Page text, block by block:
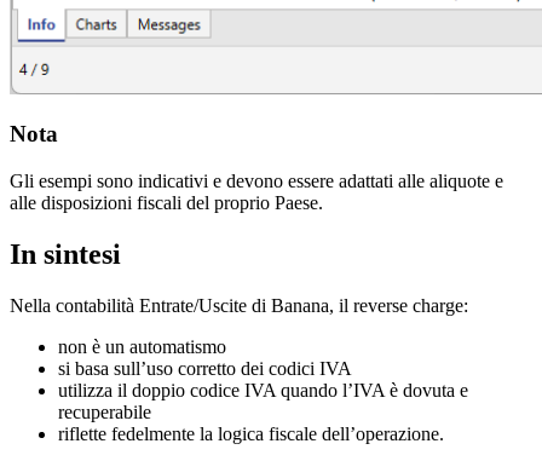
Nota
Gli esempi sono indicativi e devono essere adattati alle aliquote e
alle disposizioni fiscali del proprio Paese.
In sintesi
Nella contabilità Entrate/Uscite di Banana, il reverse charge:
non è un automatismo
si basa sull’uso corretto dei codici IVA
utilizza il doppio codice IVA quando l’IVA è dovuta e
recuperabile
riflette fedelmente la logica fiscale dell’operazione.